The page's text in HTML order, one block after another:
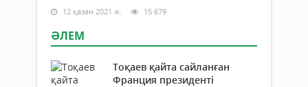
12 қазан 2021 ж. 15 679
ӘЛЕМ
Тоқаев қайта сайланған
Франция президенті